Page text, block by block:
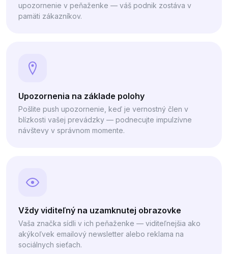
upozornenie v peňaženke — váš podnik zostáva v
pamäti zákazníkov.
Upozornenia na základe polohy
Pošlite push upozornenie, keď je vernostný člen v
blízkosti vašej prevádzky — podnecujte impulzívne
návštevy v správnom momente.
Vždy viditeľný na uzamknutej obrazovke
Vaša značka sídli v ich peňaženke — viditeľnejšia ako
akýkoľvek emailový newsletter alebo reklama na
sociálnych sieťach.